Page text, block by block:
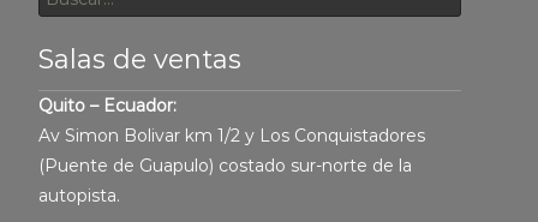
por:
Salas de ventas
Quito – Ecuador:
Av Simon Bolivar km 1/2 y Los Conquistadores
(Puente de Guapulo) costado sur-norte de la
autopista.